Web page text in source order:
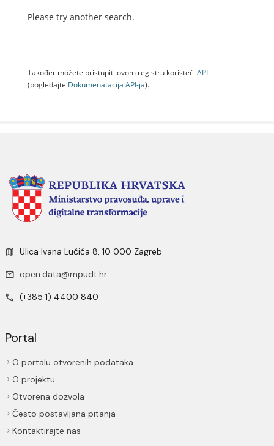
Please try another search.
Također možete pristupiti ovom registru koristeći API
(pogledajte Dokumenаtаcijа API-jа).